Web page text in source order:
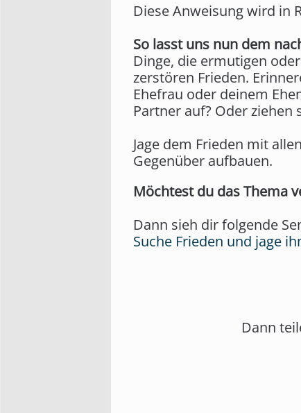
Diese Anweisung wird in
So lasst uns nun dem
Dinge, die ermutigen
zerstören Frieden.
Ehefrau oder deinem
Partner auf? Oder ziehen
Jage dem Frieden mit
Gegenüber aufbauen.
Möchtest du das Thema
Dann sieh dir folgende
Suche Frieden und jage
Dann